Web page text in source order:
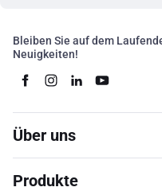
Bleiben Sie auf dem
Neuigkeiten!
Über uns
Produkte